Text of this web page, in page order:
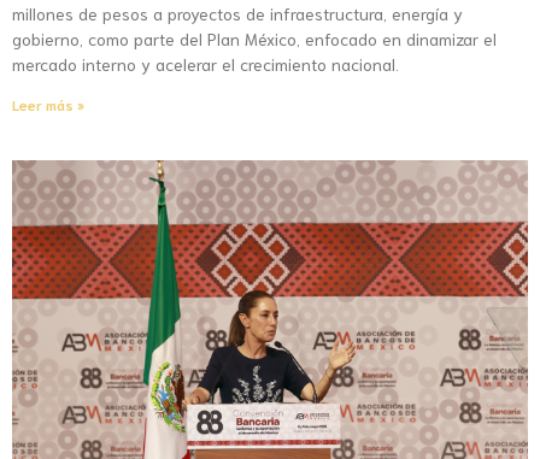
millones de pesos a proyectos de infraestructura, energía y
gobierno, como parte del Plan México, enfocado en dinamizar el
mercado interno y acelerar el crecimiento nacional.
Leer más »